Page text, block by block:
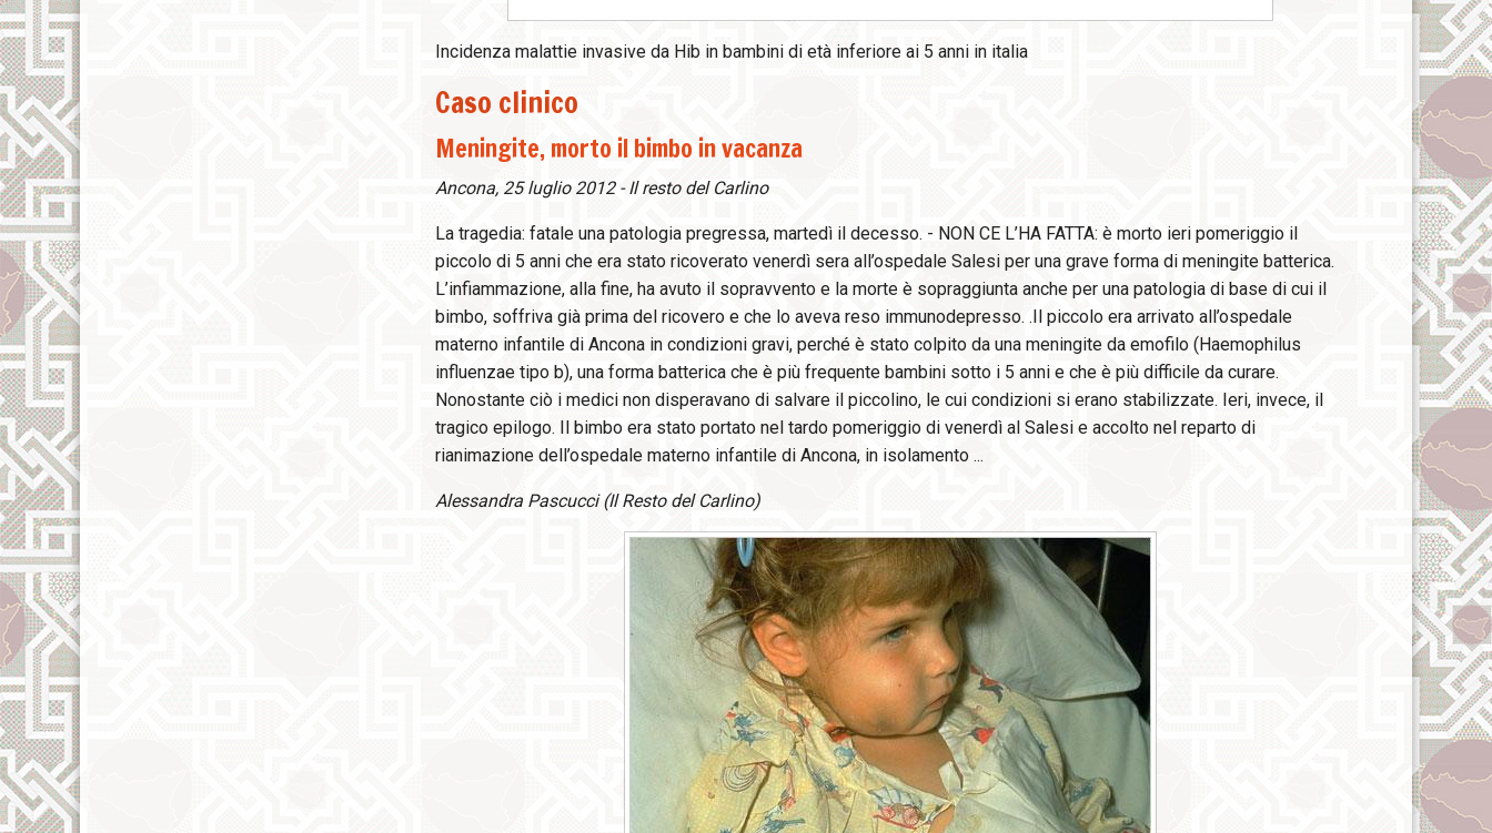
Incidenza malattie invasive da Hib in bambini di età inferiore ai 5 anni in italia
Caso clinico
Meningite, morto il bimbo in vacanza
Ancona, 25 luglio 2012 - Il resto del Carlino
La tragedia: fatale una patologia pregressa, martedì il decesso. - NON CE L’HA FATTA: è morto ieri pomeriggio il
piccolo di 5 anni che era stato ricoverato venerdì sera all’ospedale Salesi per una grave forma di meningite batterica.
L’infiammazione, alla fine, ha avuto il sopravvento e la morte è sopraggiunta anche per una patologia di base di cui il
bimbo, soffriva già prima del ricovero e che lo aveva reso immunodepresso. .Il piccolo era arrivato all’ospedale
materno infantile di Ancona in condizioni gravi, perché è stato colpito da una meningite da emofilo (Haemophilus
influenzae tipo b), una forma batterica che è più frequente bambini sotto i 5 anni e che è più difficile da curare.
Nonostante ciò i medici non disperavano di salvare il piccolino, le cui condizioni si erano stabilizzate. Ieri, invece, il
tragico epilogo. Il bimbo era stato portato nel tardo pomeriggio di venerdì al Salesi e accolto nel reparto di
rianimazione dell’ospedale materno infantile di Ancona, in isolamento ...
Alessandra Pascucci (Il Resto del Carlino)